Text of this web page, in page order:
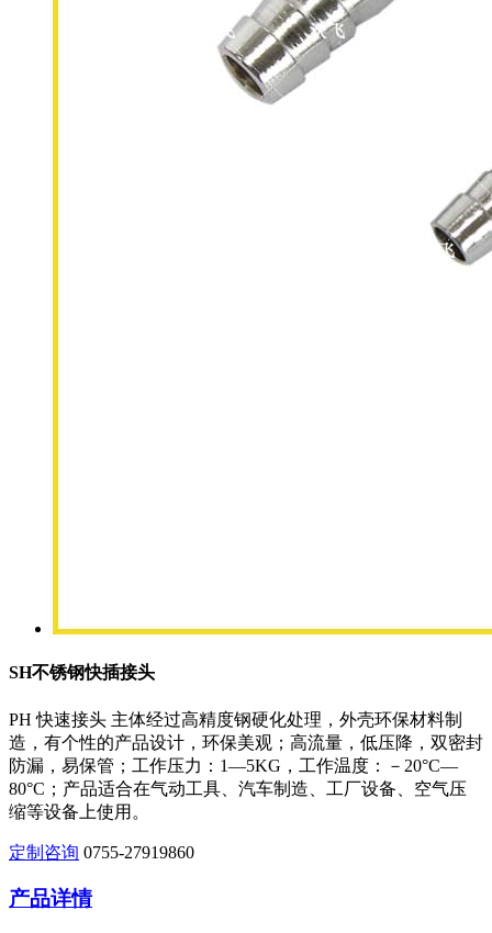
SH不锈钢快插接头
PH 快速接头 主体经过高精度钢硬化处理，外壳环保材料制
造，有个性的产品设计，环保美观；高流量，低压降，双密封
防漏，易保管；工作压力：1—5KG，工作温度：－20°C—
80°C；产品适合在气动工具、汽车制造、工厂设备、空气压
缩等设备上使用。
定制咨询 0755-27919860
产品详情